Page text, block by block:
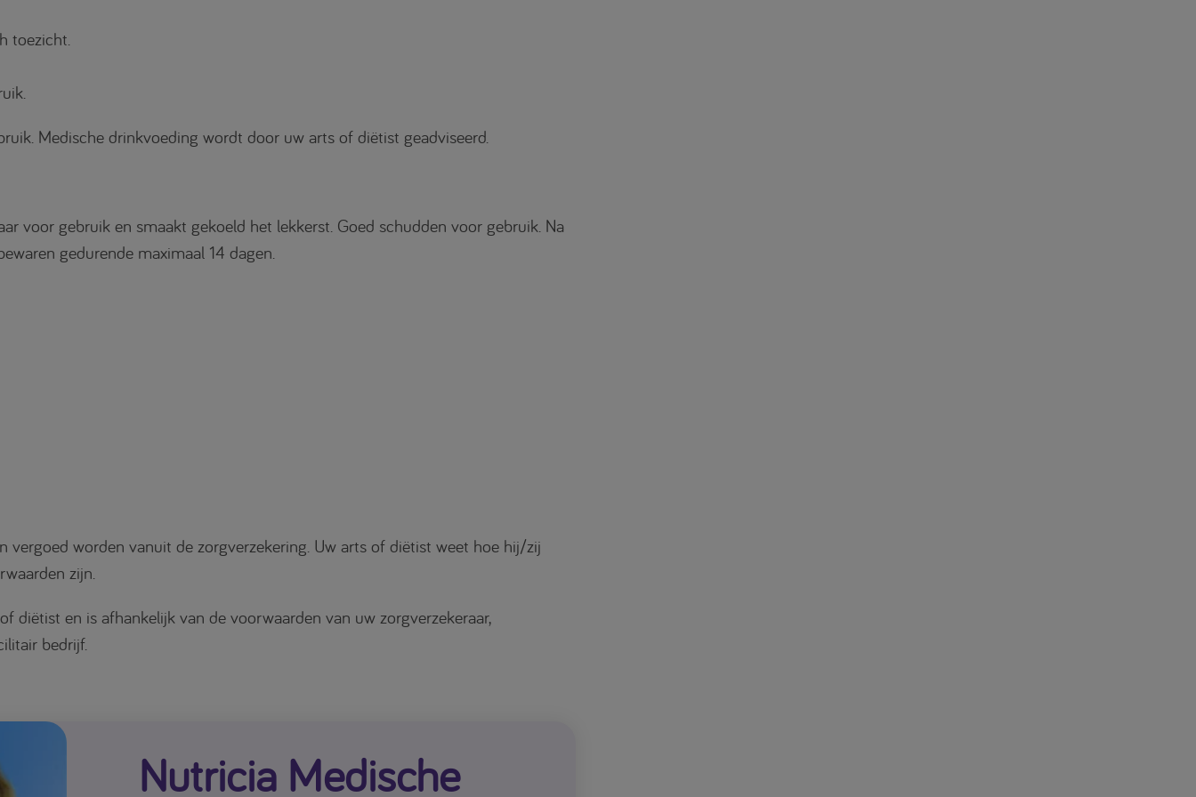
toezicht.
Medische drinkvoeding wordt door uw arts of diëtist geadviseerd.
voor gebruik en smaakt gekoeld het lekkerst. Goed schudden voor gebruik. Na
gedurende maximaal 14 dagen.
vergoed worden vanuit de zorgverzekering. Uw arts of diëtist weet hoe hij/zij
zijn.
diëtist en is afhankelijk van de voorwaarden van uw zorgverzekeraar,
bedrijf.
Nutricia Medische